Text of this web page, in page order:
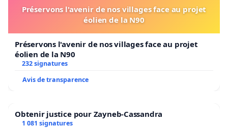
Préservons l'avenir de nos villages face au projet
éolien de la N90
Préservons l'avenir de nos villages face au projet
éolien de la N90
232 signatures
Avis de transparence
Obtenir justice pour Zayneb-Cassandra
1 081 signatures